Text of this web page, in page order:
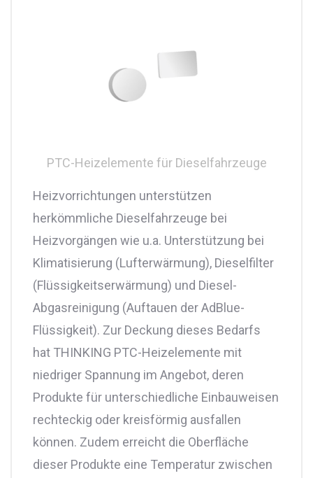
PTC-Heizelemente für Dieselfahrzeuge
Heizvorrichtungen unterstützen
herkömmliche Dieselfahrzeuge bei
Heizvorgängen wie u.a. Unterstützung bei
Klimatisierung (Lufterwärmung), Dieselfilter
(Flüssigkeitserwärmung) und Diesel-
Abgasreinigung (Auftauen der AdBlue-
Flüssigkeit). Zur Deckung dieses Bedarfs
hat THINKING PTC-Heizelemente mit
niedriger Spannung im Angebot, deren
Produkte für unterschiedliche Einbauweisen
rechteckig oder kreisförmig ausfallen
können. Zudem erreicht die Oberfläche
dieser Produkte eine Temperatur zwischen